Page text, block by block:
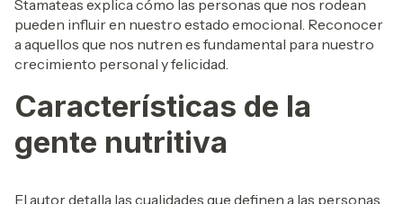
Stamateas explica cómo las personas que nos rodean
pueden influir en nuestro estado emocional. Reconocer
a aquellos que nos nutren es fundamental para nuestro
crecimiento personal y felicidad.
Características de la
gente nutritiva
El autor detalla las cualidades que definen a las personas